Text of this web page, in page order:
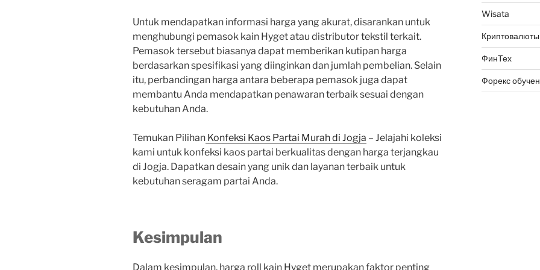
Untuk mendapatkan informasi harga yang akurat, disarankan untuk
menghubungi pemasok kain Hyget atau distributor tekstil terkait.
Pemasok tersebut biasanya dapat memberikan kutipan harga
berdasarkan spesifikasi yang diinginkan dan jumlah pembelian. Selain
itu, perbandingan harga antara beberapa pemasok juga dapat
membantu Anda mendapatkan penawaran terbaik sesuai dengan
kebutuhan Anda.
Temukan Pilihan Konfeksi Kaos Partai Murah di Jogja – Jelajahi koleksi
kami untuk konfeksi kaos partai berkualitas dengan harga terjangkau
di Jogja. Dapatkan desain yang unik dan layanan terbaik untuk
kebutuhan seragam partai Anda.
Kesimpulan
Dalam kesimpulan, harga roll kain Hyget merupakan faktor penting
Wisata
Криптовалюты
ФинТех
Форекс